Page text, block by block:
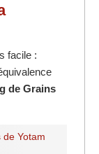
facile :
de Grains